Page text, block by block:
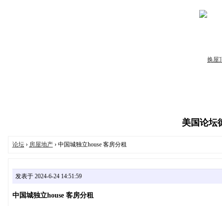
美国论坛
论坛› 房屋地产› 中国城独立house 客房分租
发表于 2024-6-24 14:51:59
中国城独立house 客房分租